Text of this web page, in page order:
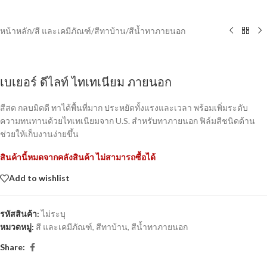
หน้าหลัก/สี และเคมีภัณฑ์/สีทาบ้าน/สีน้ำทาภายนอก
เบเยอร์ ดีไลท์ ไทเทเนียม ภายนอก
สีสด กลบมิดดี ทาได้พื้นที่มาก ประหยัดทั้งแรงและเวลา พร้อมเพิ่มระดับ
ความทนทานด้วยไทเทเนียมจาก U.S. สำหรับทาภายนอก ฟิล์มสีชนิดด้าน
ช่วยให้เก็บงานง่ายขึ้น
สินค้านี้หมดจากคลังสินค้า ไม่สามารถซื้อได้
Add to wishlist
รหัสสินค้า:ไม่ระบุ
หมวดหมู่: สี และเคมีภัณฑ์, สีทาบ้าน, สีน้ำทาภายนอก
Share: